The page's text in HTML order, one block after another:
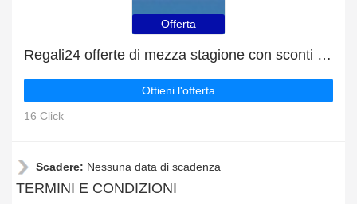
Offerta
Regali24 offerte di mezza stagione con sconti fino al 4%
Ottieni l'offerta
16 Click
Scadere: Nessuna data di scadenza
TERMINI E CONDIZIONI